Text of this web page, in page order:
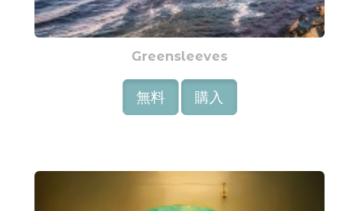
Greensleeves
無料 購入